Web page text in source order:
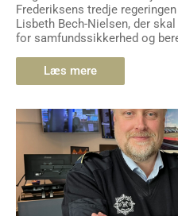
Frederiksens tredje
Lisbeth Bech-Nielsen, der
for samfundssikkerhed og
Læs mere